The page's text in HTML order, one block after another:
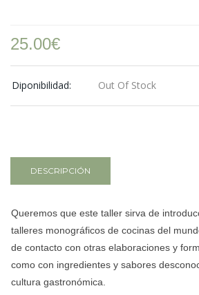
25.00€
Diponibilidad: Out Of Stock
DESCRIPCIÓN
Queremos que este taller sirva de
talleres monográficos de cocinas del
de contacto con otras elaboraciones y
como con ingredientes y sabores
cultura gastronómica.